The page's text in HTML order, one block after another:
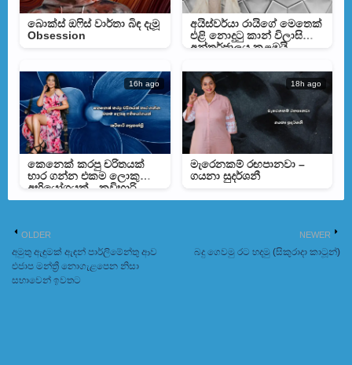
බොක්ස් ඔෆිස් වාර්තා බිඳ දැමූ
Obsession
අයිස්වර්යා රායිගේ මෙතෙක්
එළි නොදුටු කාන් විලාසිතාව
අන්තර්ජාලය කළඹයි
16h ago
කෙනෙක් කරපු චරිතයක්
භාර ගන්න එකම ලොකු
අභියෝගයක් - කවිහාරි
හපුතන්ත්‍රි
18h ago
මැරෙනකම් රඟපානවා –
ගයනා සුදර්ශනී
NEWER
බදු ගෙවමු රට හදමු (සිකුරාදා කාටූන්)
OLDER
අමුතු ඇඳුමක් ඇඳන් පාර්ලිමේන්තු ආව
එජාප මන්ත්‍රී නොගැළපෙන නිසා
සභාවෙන් ඉවතට